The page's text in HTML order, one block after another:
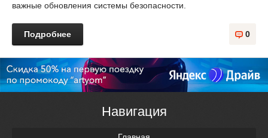
важные обновления системы безопасности.
Подробнее 0
Навигация